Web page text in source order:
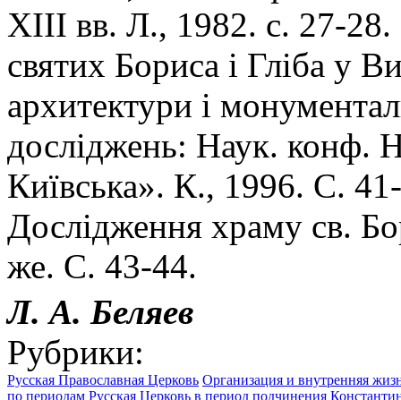
XIII вв. Л., 1982. с. 27-
святих Бориса i Глiба у
архитектури i
дослiджень: Наук. конф.
Киïвська». К., 1996. С.
Дослiдження храму св.
же. С. 43-44.
Л. А. Беляев
Рубрики:
Русская Православная Церковь Организация и внутренняя
по периодам Русская Церковь в период подчинения